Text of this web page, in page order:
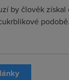
by člověk získal